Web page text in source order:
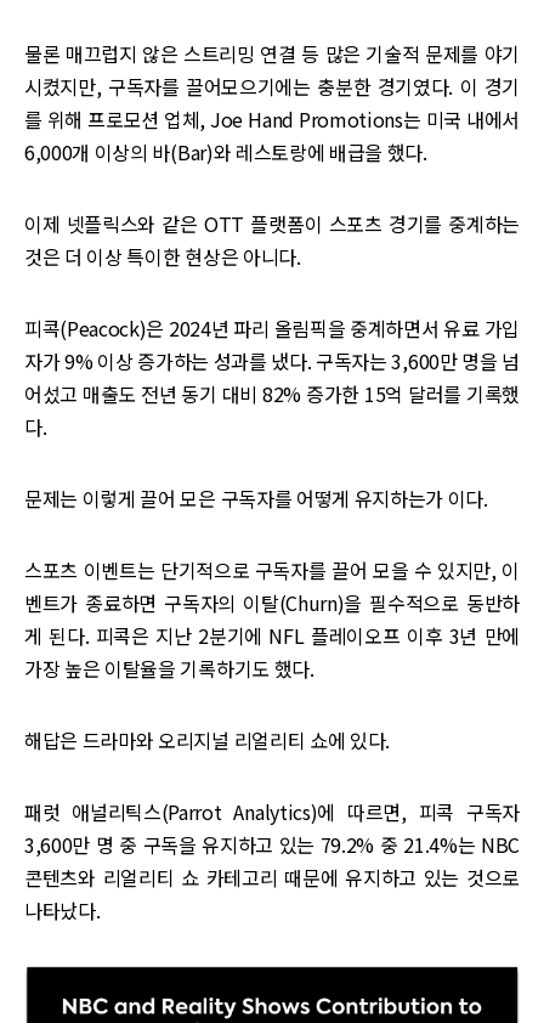
물론 매끄럽지 않은 스트리밍 연결 등 많은 기술적 문제를 야기
시켰지만, 구독자를 끌어모으기에는 충분한 경기였다. 이 경기
를 위해 프로모션 업체, Joe Hand Promotions는 미국 내에서
6,000개 이상의 바(Bar)와 레스토랑에 배급을 했다.
이제 넷플릭스와 같은 OTT 플랫폼이 스포츠 경기를 중계하는
것은 더 이상 특이한 현상은 아니다.
피콕(Peacock)은 2024년 파리 올림픽을 중계하면서 유료 가입
자가 9% 이상 증가하는 성과를 냈다. 구독자는 3,600만 명을 넘
어섰고 매출도 전년 동기 대비 82% 증가한 15억 달러를 기록했
다.
문제는 이렇게 끌어 모은 구독자를 어떻게 유지하는가 이다.
스포츠 이벤트는 단기적으로 구독자를 끌어 모을 수 있지만, 이
벤트가 종료하면 구독자의 이탈(Churn)을 필수적으로 동반하
게 된다. 피콕은 지난 2분기에 NFL 플레이오프 이후 3년 만에
가장 높은 이탈율을 기록하기도 했다.
해답은 드라마와 오리지널 리얼리티 쇼에 있다.
패럿 애널리틱스(Parrot Analytics)에 따르면, 피콕 구독자
3,600만 명 중 구독을 유지하고 있는 79.2% 중 21.4%는 NBC
콘텐츠와 리얼리티 쇼 카테고리 때문에 유지하고 있는 것으로
나타났다.